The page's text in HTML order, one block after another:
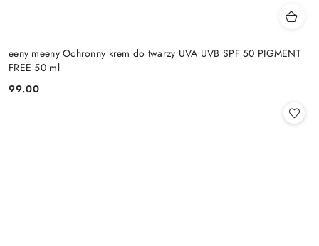
eeny meeny Ochronny krem do twarzy UVA UVB SPF 50 PIGMENT
FREE 50 ml
Cena:
99.00